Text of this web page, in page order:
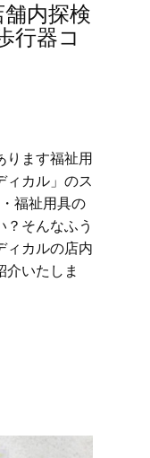
内探検
行器コ
ります福祉用
ィカル」のス
福祉用具の
そんなふう
ィカルの店内
介いたしま